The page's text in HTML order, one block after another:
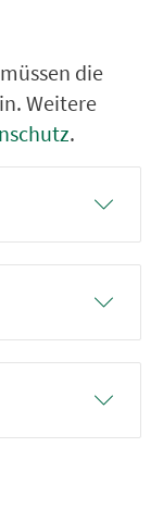
1.000
Rallye!
die
Weitere
.